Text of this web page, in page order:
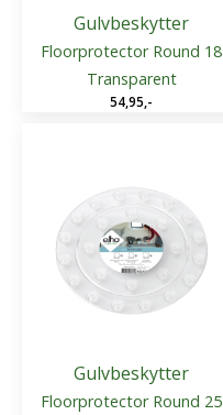
Gulvbeskytter
Floorprotector Round 18
Transparent
54,95,-
Gulvbeskytter
Floorprotector Round 25